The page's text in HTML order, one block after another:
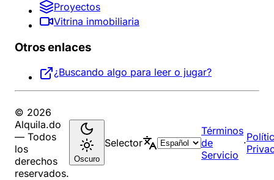
Proyectos
Vitrina inmobiliaria
Otros enlaces
¿Buscando algo para leer o jugar?
© 2026
Alquila.do
— Todos
los
derechos
reservados.
Oscuro
Selector
Términos
de
Servicio
·